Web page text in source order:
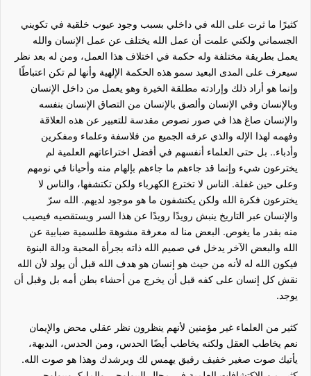
كثيرًا ما ثرت على الله في داخلي بسبب وجود عيوب خلقية في تكويني
الجسماني ولكني علمت أن عمل الله يختلف عن عمل الإنسان والله
يعمل بطريقة مختلفة وله حكمة في اختلاف هذا العمل، ومن له بعد نظر
سيعرف على المدى البعيد سمو هذه الحكمة الإلهية وأنها لم تكن اعتباطًا
وإنما هو أراد ذلك وإرادته مطلقة الخيرة وهو يعمل من داخل الإنسان
وبالإنسان وفي الإنسان وألصق بالإنسان من التصاق الإنسان بنفسه
والإنسان صاغ هذا في صور نصوص مقدسة للتعبير عن هذه العلاقة
وفهمه لهذا الإله والذي عرفه الجميع من فلاسفة وعلماء ومفكرين
وأدباء.. بل حتى العلماء أنفسهم في أفضل اختراعاتهم العلمية لم
يخترعون شيء وإنما قد جاءهم ما جاءهم بإلهام منه وأحيانا في نومهم
وعلى حين غفلة. الناس لا تخترع الكهرباء ولكن تكتشفها، والناس لا
يخترعون فكرة الله ولكن يكتشفون ما هو موجود لديهم. الله سرّ
والإنسان عبر التاريخ ينبش رويدًا رويدًا عن هذا السر ويستقصيه فيصيب
منه بقدر ما يغوص. البعض منا له معرفة مشوهة طلسمية ضبابية عن
الله والبعض الآخر يدخل في صميم الله ذاته بجرأة المحبة ودالة البنوة
فيكون الله له لأنه من حيث هو إنسان هو هدف الله قبل أن يولد لأن الله
نقش كل إنسان على كفه قبل أن يخرج من أحشاء بطن أمه بل وقبل أن
يوجد.
كثير من العلماء غير مؤمنين لأنهم ينظرون نظر عقلي محض والإيمان
نعم يخاطب العقل ولكنه يخاطب أيضًا الحدس، ومن الحدس، البديهة،
يأتيك صوت صغير خفيف رقيق يهمس لك ويرشدك وهذا هو صوت الله.